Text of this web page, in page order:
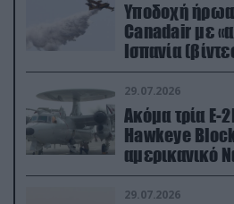
Υποδοχή ήρωα
Canadair με
Ισπανία
29.07.2026
Ακόμα τρία E-
Hawkeye
αμερικανικό
δισ.δολάρια
29.07.2026